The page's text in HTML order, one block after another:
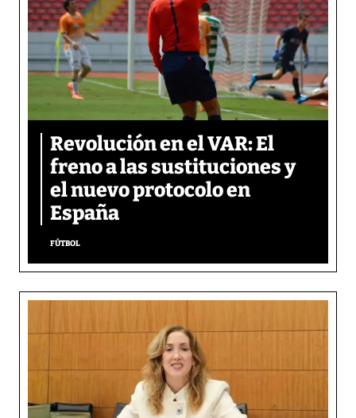
Revolución en el VAR: El
freno a las sustituciones y
el nuevo protocolo en
España
FÚTBOL